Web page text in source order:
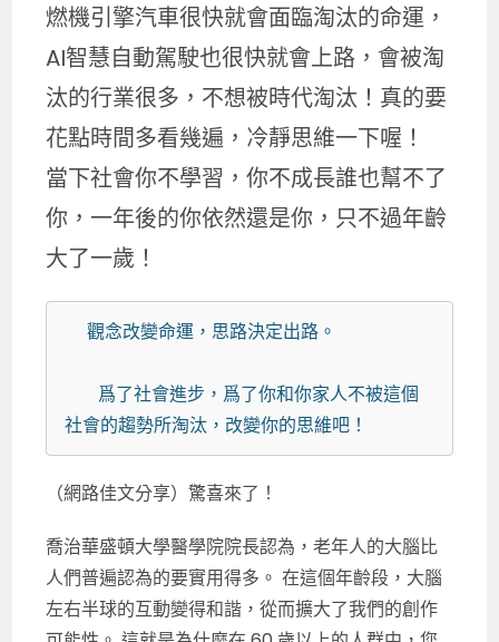
燃機引擎汽車很快就會面臨淘汰的命運，
AI智慧自動駕駛也很快就會上路，會被淘
汰的行業很多，不想被時代淘汰！真的要
花點時間多看幾遍，冷靜思維一下喔！
當下社會你不學習，你不成長誰也幫不了
你，一年後的你依然還是你，只不過年齡
大了一歲！
  觀念改變命運，思路決定出路。
社會的趨勢所淘汰，改變你的思維吧！
（網路佳文分享）驚喜來了！
喬治華盛頓大學醫學院院長認為，老年人的大腦比
人們普遍認為的要實用得多。 在這個年齡段，大腦
左右半球的互動變得和諧，從而擴大了我們的創作